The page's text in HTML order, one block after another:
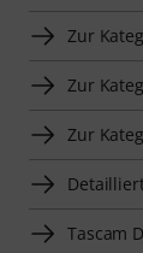
Zur
Zur
Zur
Tascam